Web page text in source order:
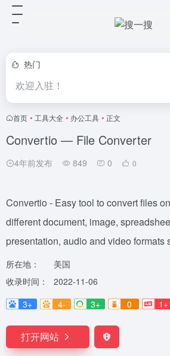
热门
欢迎入驻！
首页 • 工具大全 • 办公工具 • 正文
Convertio — File Converter
4年前发布 849 0 0
Convertio - Easy tool to convert files
different document, image,
presentation, audio and video formats
所在地：
美国
收录时间：
2022-11-06
3+
4- 3+ 0 1+
打开网站